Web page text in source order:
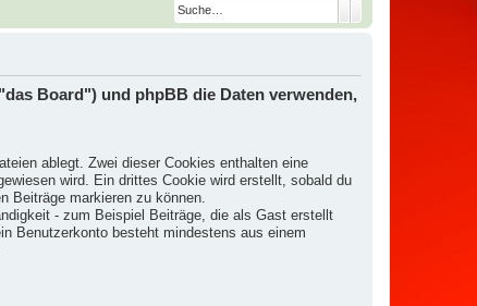
Board") und phpBB die Daten verwenden,
ablegt. Zwei dieser Cookies enthalten eine
wird. Ein drittes Cookie wird erstellt, sobald du
Beiträge markieren zu können.
- zum Beispiel Beiträge, die als Gast erstellt
Benutzerkonto besteht mindestens aus einem